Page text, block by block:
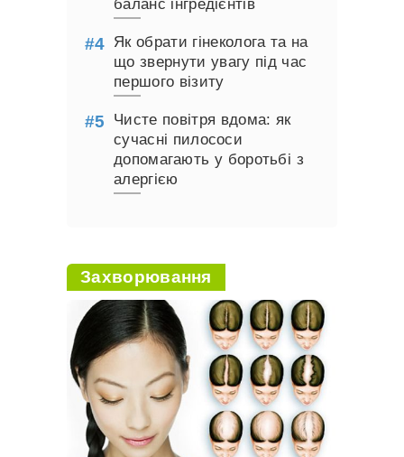
баланс інгредієнтів
Як обрати гінеколога та на
що звернути увагу під час
першого візиту
Чисте повітря вдома: як
сучасні пилососи
допомагають у боротьбі з
алергією
Захворювання